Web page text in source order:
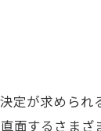
定が求められ
面するさまざ